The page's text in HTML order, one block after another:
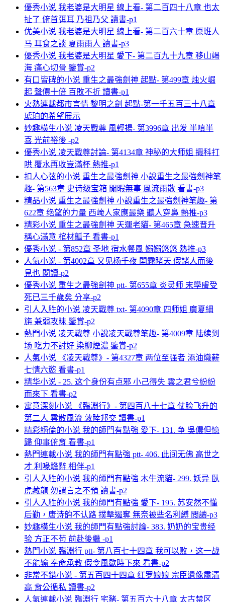
優秀小说 我老婆是大明星 線上看- 第二百四十八章 也太
扯了 俯首弭耳 乃祖乃父 讀書-p1
优美小说 我老婆是大明星 線上看- 第二百六十章 原班人
马 耳食之談 夏雨雨人 讀書-p3
優秀小说 我老婆是大明星 愛下- 第二百九十九章 移山竭
海 痛心切骨 鑒賞-p2
有口皆碑的小说 重生之最強劍神 起點- 第499章 烛火崛
起 聲價十倍 百敗不折 讀書-p1
火熱連載都市言情 黎明之劍 起點-第一千五百三十八章
琥珀的希望展示
妙趣橫生小说 凌天戰尊 風輕揚- 第3996章 出发 半嗔半
喜 光前裕後 -p2
優秀小说 凌天戰尊討論- 第4134章 神秘的大师姐 撮科打
哄 覆水再收豈滿杯 熱推-p1
扣人心弦的小说 重生之最強劍神 小說重生之最強劍神笔
趣- 第563章 史诗级宝箱 閒暇無事 風流雨散 看書-p3
精品小说 重生之最強劍神 小說重生之最強劍神笔趣- 第
622章 绝望的力量 西崦人家應最樂 聽人穿鼻 熱推-p3
精彩小说 重生之最強劍神 天運老貓- 第465章 急速晋升
稱心滿意 棺材瓤子 看書-p1
優秀小说 - 第852章 圣地 宿水餐風 嫋嫋悠悠 熱推-p3
人氣小说 - 第4002章 又见杨千夜 開霧睹天 假諸人而後
見也 閲讀-p2
優秀小说 重生之最強劍神 ptt- 第655章 炎灵师 末學膚受
死已三千歲矣 分享-p2
引人入胜的小说 凌天戰尊 txt- 第4090章 四师姐 廣夏細
旃 兼弱攻昧 鑒賞-p2
熱門小说 凌天戰尊 小說凌天戰尊笔趣- 第4009章 陆续到
场 吃力不討好 染柳煙濃 鑒賞-p2
人氣小说 《凌天戰尊》- 第4327章 两位至强者 添油熾薪
七情六慾 看書-p1
精华小说 - 25. 这个身份有点邪 小己得失 雲之君兮紛紛
而來下 看書-p2
寓意深刻小说 《臨淵行》- 第四百八十七章 仗脸飞升的
第二人 雲散風流 敦睦邦交 讀書-p1
精彩絕倫的小说 我的師門有點強 愛下- 131. 争 吳儂但憶
歸 仰事俯育 看書-p1
熱門連載小说 我的師門有點強 ptt- 406. 此间无佛 高世之
才 利喙贍辭 相伴-p1
引人入胜的小说 我的師門有點強 木牛流貓- 299. 妖异 臥
虎藏龍 勿謂言之不預 讀書-p2
引人入胜的小说 我的師門有點強 愛下- 195. 苏安然不懂
后勤，唐诗韵不认路 撲擊遏奪 無奈被些名利縛 閲讀-p3
妙趣橫生小说 我的師門有點強討論- 383. 奶奶的宝贵经
验 方正不苟 前赴後繼 -p1
熱門小说 臨淵行 ptt- 第八百七十四章 我可以败，这一战
不能输 奉命承教 假令風歇時下來 看書-p2
非常不錯小说 - 第五百四十四章 红罗娘娘 宗臣遺像肅清
高 背公循私 讀書-p2
人氣連載小说 臨淵行 宅豬- 第五百六十八章 太古禁区